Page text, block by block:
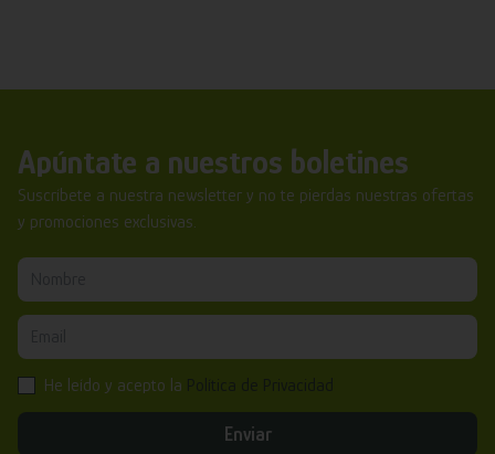
Apúntate a nuestros boletines
Suscríbete a nuestra newsletter y no te pierdas nuestras ofertas
y promociones exclusivas.
He leído y acepto la
Enviar